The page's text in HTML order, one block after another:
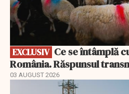
EXCLUSIV
România. Răspunsul
03 AUGUST 2026